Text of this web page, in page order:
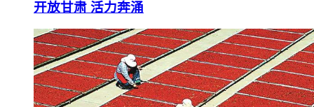
开放甘肃 活力奔涌